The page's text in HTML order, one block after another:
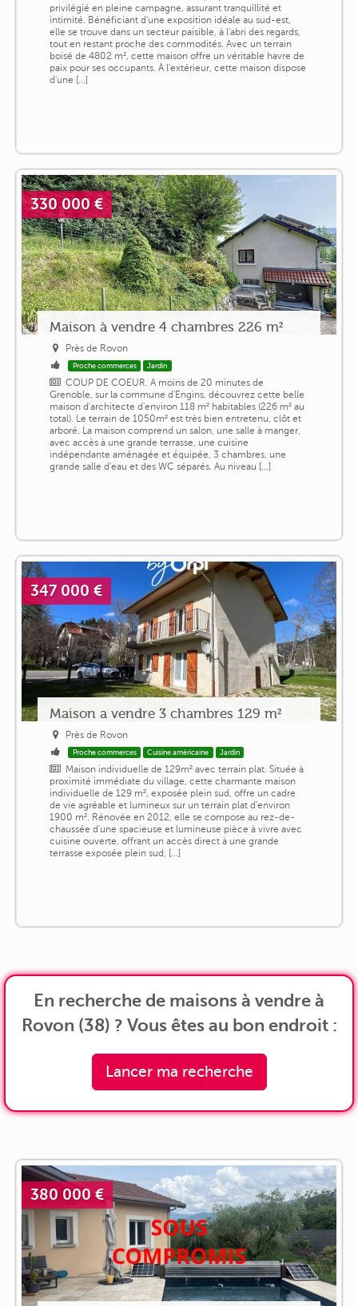
privilégié en pleine campagne, assurant tranquillité et
intimité. Bénéficiant d'une exposition idéale au sud-est,
elle se trouve dans un secteur paisible, à l'abri des regards,
tout en restant proche des commodités. Avec un terrain
boisé de 4802 m², cette maison offre un véritable havre de
paix pour ses occupants. À l'extérieur, cette maison dispose
d'une [...]
330 000 €
Maison à vendre 4 chambres 226 m²
Près de Rovon
Proche commerces Jardin
COUP DE COEUR. A moins de 20 minutes de
Grenoble, sur la commune d'Engins, découvrez cette belle
maison d'architecte d'environ 118 m² habitables (226 m² au
total). Le terrain de 1050m² est très bien entretenu, clôt et
arboré. La maison comprend un salon, une salle à manger,
avec accès à une grande terrasse, une cuisine
indépendante aménagée et équipée, 3 chambres, une
grande salle d'eau et des WC séparés. Au niveau [...]
347 000 €
Maison a vendre 3 chambres 129 m²
Près de Rovon
Proche commerces Cuisine américaine Jardin
Maison individuelle de 129m² avec terrain plat. Située à
proximité immédiate du village, cette charmante maison
individuelle de 129 m², exposée plein sud, offre un cadre
de vie agréable et lumineux sur un terrain plat d'environ
1900 m². Rénovée en 2012, elle se compose au rez-de-
chaussée d'une spacieuse et lumineuse pièce à vivre avec
cuisine ouverte, offrant un accès direct à une grande
terrasse exposée plein sud, [...]
En recherche de maisons à vendre à
Rovon (38) ? Vous êtes au bon endroit :
Lancer ma recherche
380 000 €